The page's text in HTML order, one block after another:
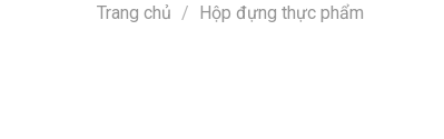
Trang chủ / Hộp đựng thực phẩm